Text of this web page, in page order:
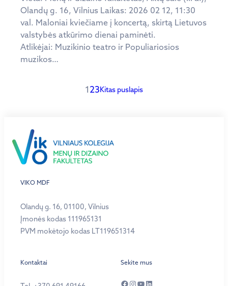
Olandų g. 16, Vilnius Laikas: 2026 02 12, 11:30
val. Maloniai kviečiame į koncertą, skirtą Lietuvos
valstybės atkūrimo dienai paminėti.
Atlikėjai: Muzikinio teatro ir Populiariosios
muzikos…
123Kitas puslapis
VIKO MDF
Olandų g. 16, 01100, Vilnius
Įmonės kodas 111965131
PVM mokėtojo kodas LT119651314
Kontaktai Sekite mus
Facebook
Instagram
YouTube
LinkedIn